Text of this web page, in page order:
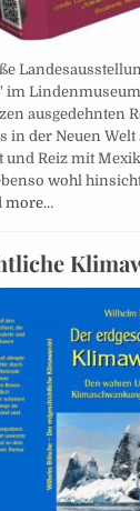
im
ausgedehnten
in der Neuen
Reiz mit
wohl
more…